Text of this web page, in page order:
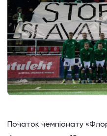
Початок чемпіонату